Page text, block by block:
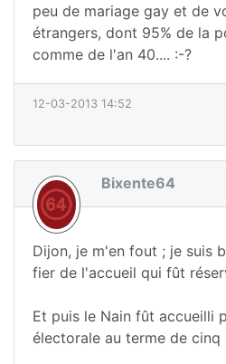
peu de mariage gay et de
étrangers, dont 95% de la
comme de l'an 40.... :-?
12-03-2013 14:52
Bixente64
Dijon, je m'en fout ; je suis
fier de l'accueil qui fût
Et puis le Nain fût accueilli
électorale au terme de cinq